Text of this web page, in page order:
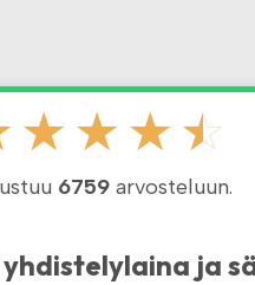
ja
☆ ☆ ☆ ☆
6759arvosteluun.